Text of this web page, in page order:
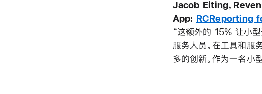
Jacob Eiting，
App: RCReporting
“这额外的 15% 让小
服务人员。在工具和服
多的创新。作为一名小